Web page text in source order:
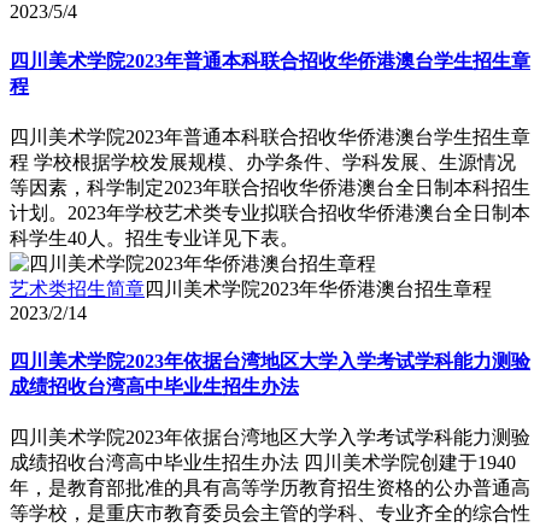
2023/5/4
四川美术学院2023年普通本科联合招收华侨港澳台学生招生章
程
四川美术学院2023年普通本科联合招收华侨港澳台学生招生章
程 学校根据学校发展规模、办学条件、学科发展、生源情况
等因素，科学制定2023年联合招收华侨港澳台全日制本科招生
计划。2023年学校艺术类专业拟联合招收华侨港澳台全日制本
科学生40人。招生专业详见下表。
艺术类招生简章四川美术学院2023年华侨港澳台招生章程
2023/2/14
四川美术学院2023年依据台湾地区大学入学考试学科能力测验
成绩招收台湾高中毕业生招生办法
四川美术学院2023年依据台湾地区大学入学考试学科能力测验
成绩招收台湾高中毕业生招生办法 四川美术学院创建于1940
年，是教育部批准的具有高等学历教育招生资格的公办普通高
等学校，是重庆市教育委员会主管的学科、专业齐全的综合性